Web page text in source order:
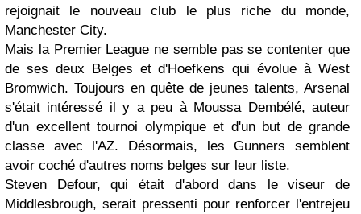
rejoignait le nouveau club le plus riche du monde,
Manchester City.
Mais la Premier League ne semble pas se contenter que
de ses deux Belges et d'Hoefkens qui évolue à West
Bromwich. Toujours en quête de jeunes talents, Arsenal
s'était intéressé il y a peu à Moussa Dembélé, auteur
d'un excellent tournoi olympique et d'un but de grande
classe avec l'AZ. Désormais, les Gunners semblent
avoir coché d'autres noms belges sur leur liste.
Steven Defour, qui était d'abord dans le viseur de
Middlesbrough, serait pressenti pour renforcer l'entrejeu